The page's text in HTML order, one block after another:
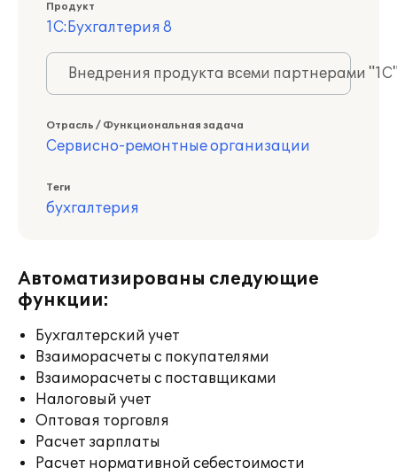
Продукт
1С:Бухгалтерия 8
Внедрения продукта всеми партнерами
Отрасль / Функциональная задача
Сервисно-ремонтные организации
Теги
бухгалтерия
Автоматизированы следующие
функции:
Бухгалтерский учет
Взаиморасчеты с покупателями
Взаиморасчеты с поставщиками
Налоговый учет
Оптовая торговля
Расчет зарплаты
Расчет нормативной себестоимости